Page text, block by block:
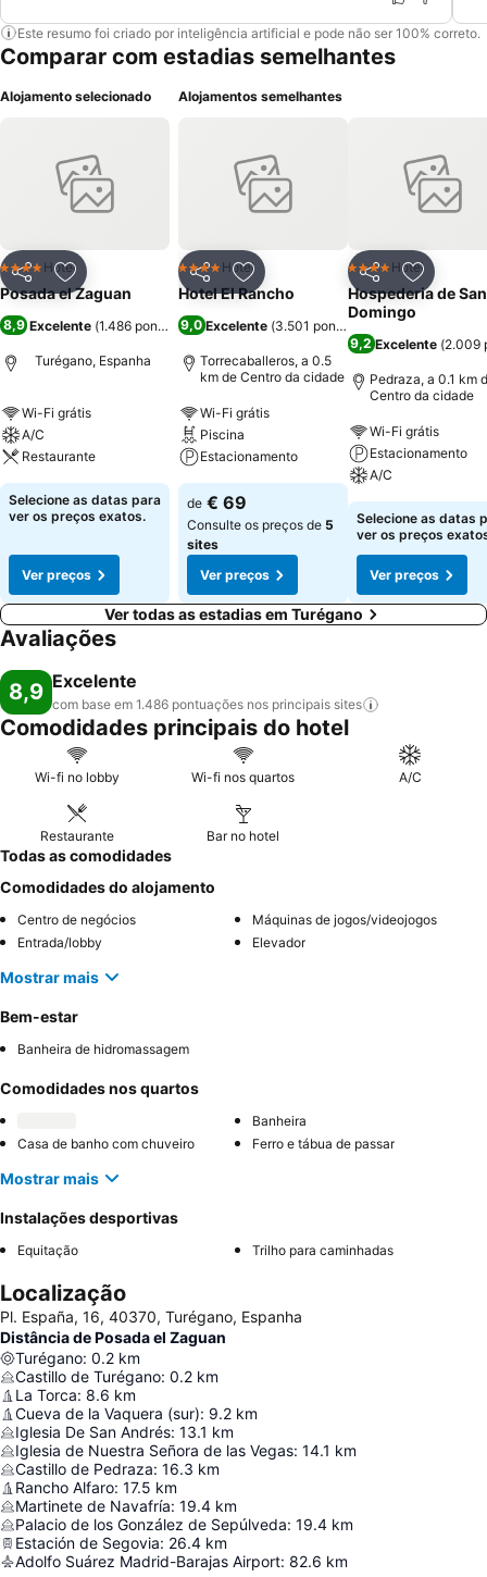
Este resumo foi criado por inteligência artificial e pode não ser 100% correto.
Comparar com estadias semelhantes
Alojamento selecionado
PartilharAdicionar aos favoritos
4 EstrelasHotel
Posada el Zaguan
8,9 Excelente (1.486 pontuações)
Turégano, Espanha
Wi-Fi grátis
A/C
Restaurante
Selecione as datas para
ver os preços exatos.
Ver preços
Alojamentos semelhantes
PartilharAdicionar aos favoritos
4 EstrelasHotel
Hotel El Rancho
9,0 Excelente (3.501 pontuações
Torrecaballeros, a 0.5
km de Centro da cidade
Wi-Fi grátis
Piscina
Estacionamento
de € 69
Consulte os preços de 5
sites
Ver preços
Partilhar
4 EstrelasHotel
Hospederia de
Domingo
9,2 Excelente (2.009
Pedraza, a 0.1 km
Centro da cidade
Wi-Fi grátis
Estacionamento
A/C
Selecione as datas
ver os preços
Ver preços
Ver todas as estadias em Turégano
Avaliações
8,9 Excelente
com base em 1.486 pontuações nos principais sites
Comodidades principais do hotel
Wi-fi no lobby Wi-fi nos quartos A/C
Restaurante Bar no hotel
Todas as comodidades
Comodidades do alojamento
Centro de negócios
Máquinas de jogos/videojogos
Entrada/lobby
Elevador
Mostrar mais
Bem-estar
Banheira de hidromassagem
Comodidades nos quartos
Banheira
Casa de banho com chuveiro
Ferro e tábua de passar
Mostrar mais
Instalações desportivas
Equitação Trilho para caminhadas
Localização
Pl. España, 16, 40370, Turégano, Espanha
Distância de Posada el Zaguan
Turégano: 0.2 km
Castillo de Turégano: 0.2 km
La Torca: 8.6 km
Cueva de la Vaquera (sur): 9.2 km
Iglesia De San Andrés: 13.1 km
Iglesia de Nuestra Señora de las Vegas: 14.1 km
Castillo de Pedraza: 16.3 km
Rancho Alfaro: 17.5 km
Martinete de Navafría: 19.4 km
Palacio de los González de Sepúlveda: 19.4 km
Estación de Segovia: 26.4 km
Adolfo Suárez Madrid-Barajas Airport: 82.6 km